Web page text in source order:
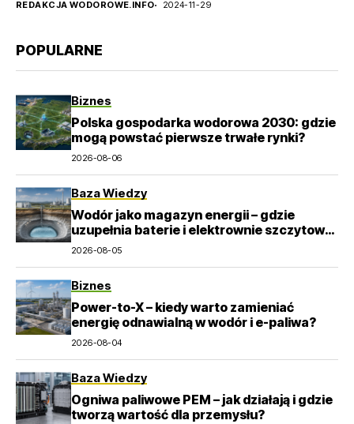
REDAKCJA WODOROWE.INFO 2024-11-29
POPULARNE
Biznes
Polska gospodarka wodorowa 2030: gdzie
mogą powstać pierwsze trwałe rynki?
2026-08-06
Baza Wiedzy
Wodór jako magazyn energii – gdzie
uzupełnia baterie i elektrownie szczytowo-
pompowe?
2026-08-05
Biznes
Power-to-X – kiedy warto zamieniać
energię odnawialną w wodór i e-paliwa?
2026-08-04
Baza Wiedzy
Ogniwa paliwowe PEM – jak działają i gdzie
tworzą wartość dla przemysłu?